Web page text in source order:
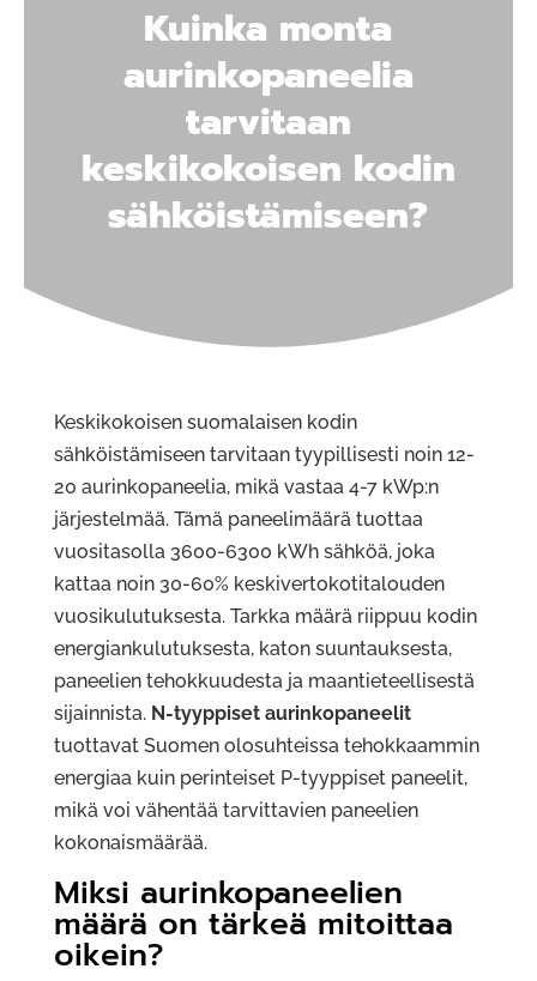
Kuinka monta
aurinkopaneelia
tarvitaan
keskikokoisen kodin
sähköistämiseen?
Keskikokoisen suomalaisen kodin
sähköistämiseen tarvitaan tyypillisesti noin 12-
20 aurinkopaneelia, mikä vastaa 4-7 kWp:n
järjestelmää. Tämä paneelimäärä tuottaa
vuositasolla 3600-6300 kWh sähköä, joka
kattaa noin 30-60% keskivertokotitalouden
vuosikulutuksesta. Tarkka määrä riippuu kodin
energiankulutuksesta, katon suuntauksesta,
paneelien tehokkuudesta ja maantieteellisestä
sijainnista. N-tyyppiset aurinkopaneelit
tuottavat Suomen olosuhteissa tehokkaammin
energiaa kuin perinteiset P-tyyppiset paneelit,
mikä voi vähentää tarvittavien paneelien
kokonaismäärää.
Miksi aurinkopaneelien
määrä on tärkeä mitoittaa
oikein?